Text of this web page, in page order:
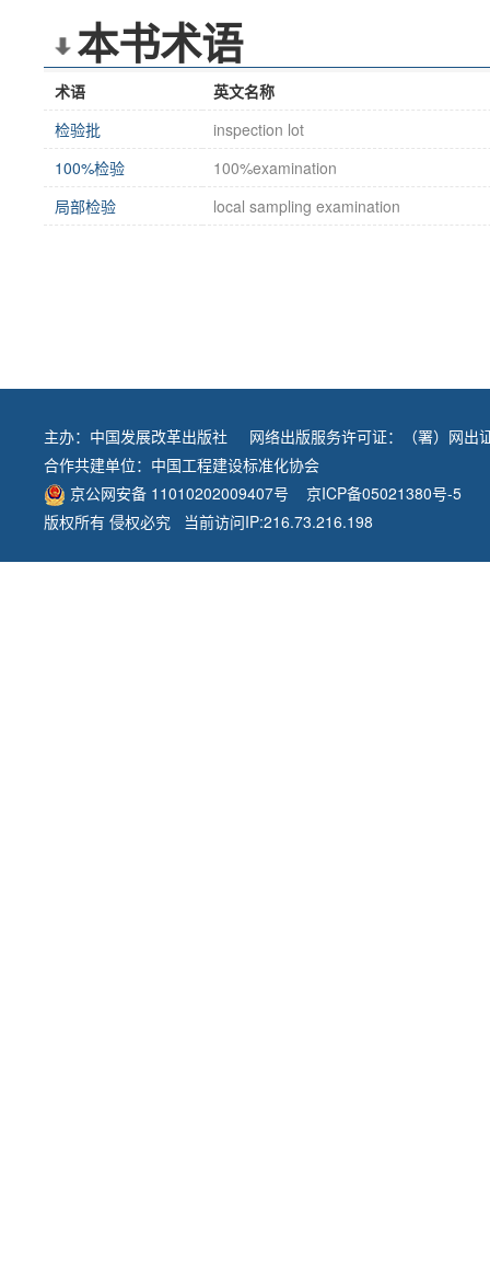
本书术语
术语
英文名称
检验批
inspection lot
100%检验
100%examination
局部检验
local sampling examination
主办： 中国发展改革出版社
网络出版服务许可证：（署）网出
合作共建单位： 中国工程建设标准化协会
京公网安备 11010202009407号
京ICP备05021380号-5
版权所有 侵权必究 当前访问IP:216.73.216.198